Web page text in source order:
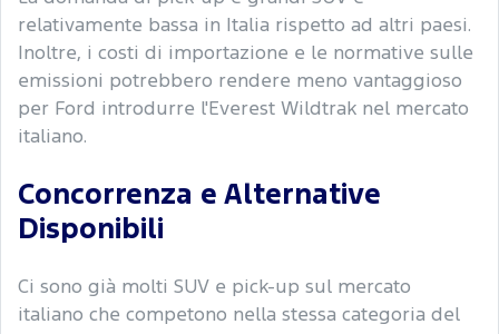
relativamente bassa in Italia rispetto ad altri paesi.
Inoltre, i costi di importazione e le normative sulle
emissioni potrebbero rendere meno vantaggioso
per Ford introdurre l'Everest Wildtrak nel mercato
italiano.
Concorrenza e Alternative
Disponibili
Ci sono già molti SUV e pick-up sul mercato
italiano che competono nella stessa categoria del